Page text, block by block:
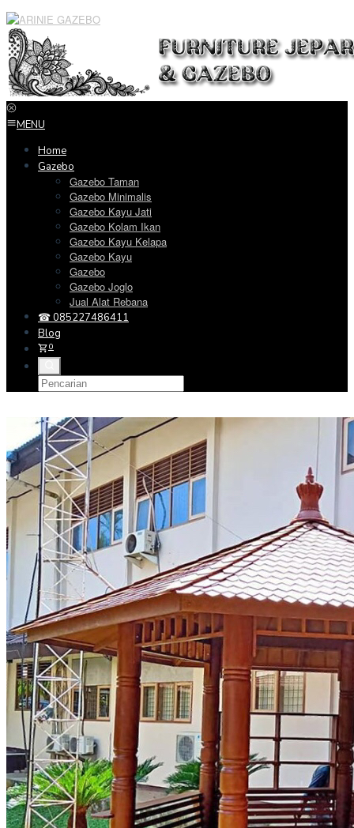
Loncat
ke
konten
MENU
Home
Gazebo
Gazebo Taman
Gazebo Minimalis
Gazebo Kayu Jati
Gazebo Kolam Ikan
Gazebo Kayu Kelapa
Gazebo Kayu
Gazebo
Gazebo Joglo
Jual Alat Rebana
☎ 085227486411
Blog
0